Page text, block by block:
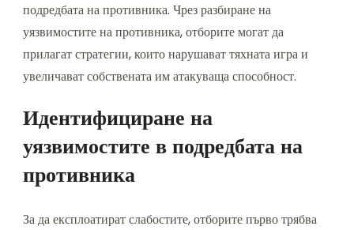
подредбата на противника. Чрез разбиране на
уязвимостите на противника, отборите могат да
прилагат стратегии, които нарушават тяхната игра и
увеличават собствената им атакуваща способност.
Идентифициране на
уязвимостите в подредбата на
противника
За да експлоатират слабостите, отборите първо трябва